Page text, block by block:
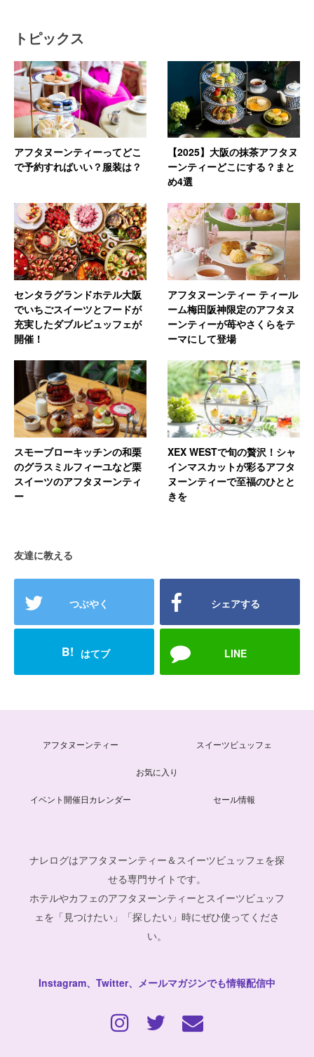
トピックス
アフタヌーンティーってどこ
で予約すればいい？服装は？
【2025】大阪の抹茶アフタヌ
ーンティーどこにする？まと
め4選
センタラグランドホテル大阪
でいちごスイーツとフードが
充実したダブルビュッフェが
開催！
アフタヌーンティー ティール
ーム梅田阪神限定のアフタヌ
ーンティーが苺やさくらをテ
ーマにして登場
スモーブローキッチンの和栗
のグラスミルフィーユなど栗
スイーツのアフタヌーンティ
ー
XEX WESTで旬の贅沢！シャ
インマスカットが彩るアフタ
ヌーンティーで至福のひとと
きを
友達に教える
つぶやく シェアする
B! はてブ LINE
アフタヌーンティー スイーツビュッフェ
お気に入り
イベント開催日カレンダー セール情報
ナレログはアフタヌーンティー＆スイーツビュッフェを探
せる専門サイトです。
ホテルやカフェのアフタヌーンティーとスイーツビュッフ
ェを「見つけたい」「探したい」時にぜひ使ってくださ
い。
Instagram、Twitter、メールマガジンでも情報配信中